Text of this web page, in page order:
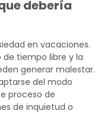
debería
en vacaciones.
de tiempo libre y la
generar malestar.
del modo
proceso de
de inquietud o